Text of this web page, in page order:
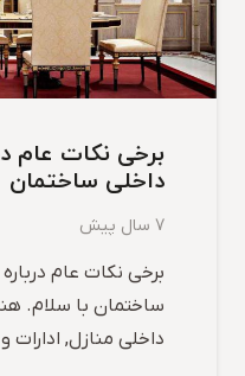
برخی نکات عام
داخلی ساختمان
7 سال پیش
برخی نکات عام
ساختمان با سلام.
داخلی منازل, ادارات